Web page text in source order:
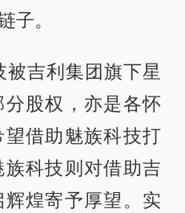
子。
吉利集团旗下星
股权，亦是各怀
借助魅族科技打
科技则对借助吉
煌寄予厚望。实